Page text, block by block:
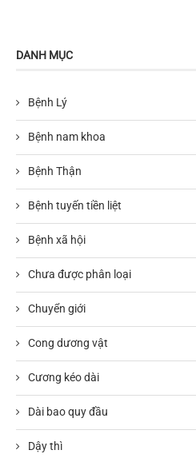
DANH MỤC
Bệnh Lý
Bệnh nam khoa
Bệnh Thận
Bệnh tuyến tiền liệt
Bệnh xã hội
Chưa được phân loại
Chuyển giới
Cong dương vật
Cương kéo dài
Dài bao quy đầu
Dậy thì